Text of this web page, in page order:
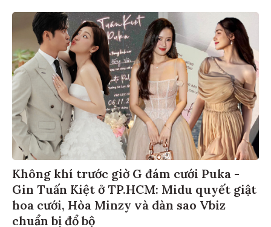
Không khí trước giờ G đám cưới Puka -
Gin Tuấn Kiệt ở TP.HCM: Midu quyết giật
hoa cưới, Hòa Minzy và dàn sao Vbiz
chuẩn bị đổ bộ